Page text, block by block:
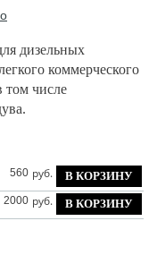
дизельных
коммерческого
том числе
560 руб.
2000 руб.